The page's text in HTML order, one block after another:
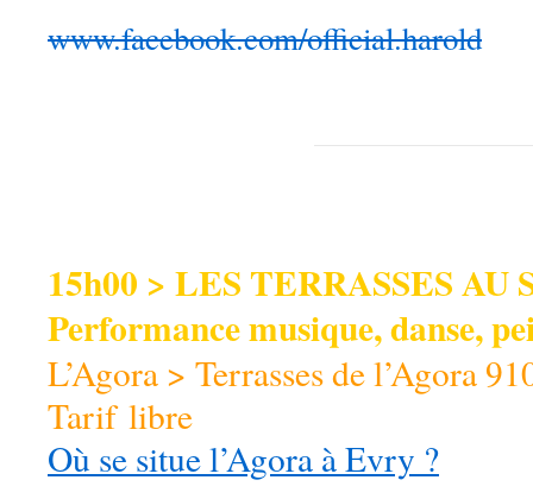
www.facebook.com/official.harold
15h00 > LES TERRASSES AU
Performance musique, danse,
L’Agora > Terrasses de l’Agora
Tarif libre
Où se situe l’Agora à Evry ?